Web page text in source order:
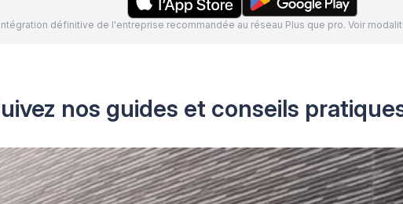
définitive de l'entreprise recommandée au réseau Plus que pro. Voir
nos guides et conseils